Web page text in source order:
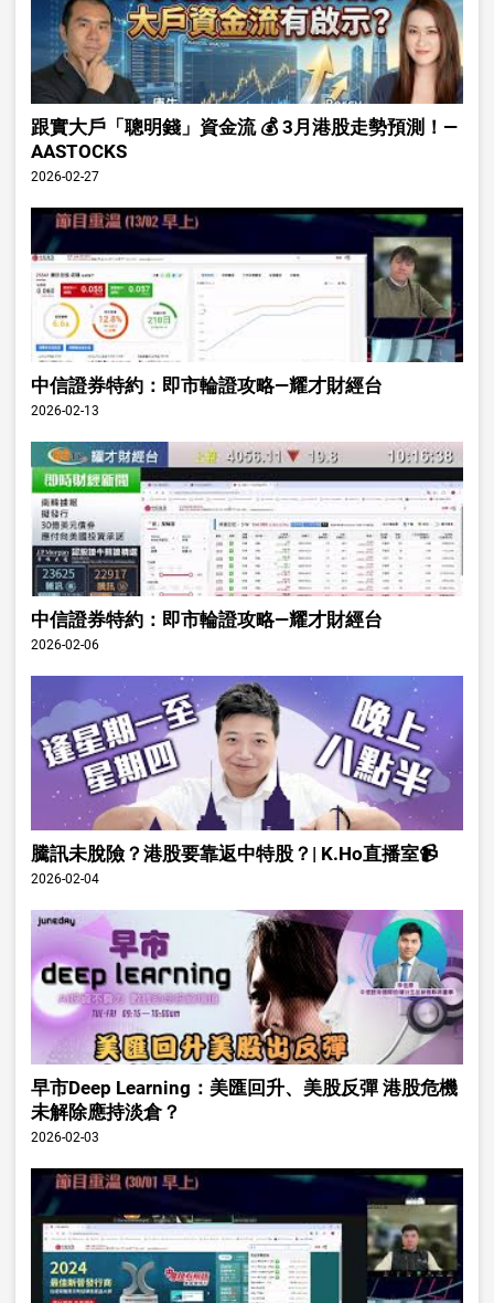
跟實大戶「聰明錢」資金流 💰 3月港股走勢預測！—
AASTOCKS
2026-02-27
中信證券特約：即市輪證攻略—耀才財經台
2026-02-13
中信證券特約：即市輪證攻略—耀才財經台
2026-02-06
騰訊未脫險？港股要靠返中特股？| K.Ho直播室📹
2026-02-04
早市Deep Learning：美匯回升、美股反彈 港股危機
未解除應持淡倉？
2026-02-03